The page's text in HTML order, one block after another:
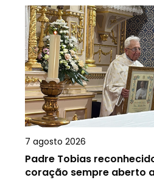
7 agosto 2026
Padre Tobias
coração sempre aberto